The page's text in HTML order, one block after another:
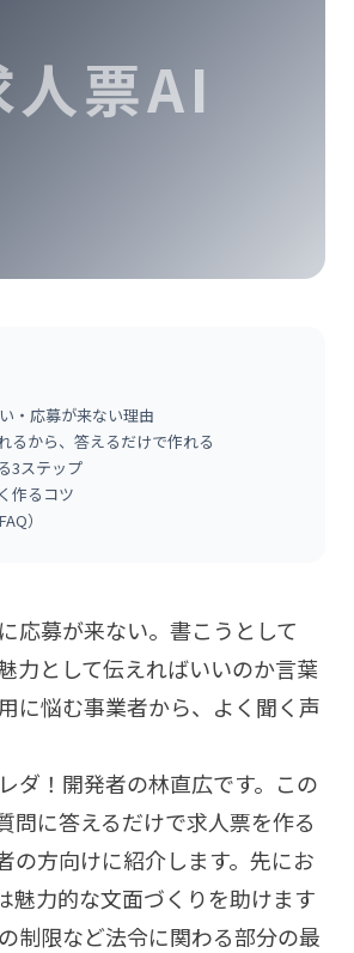
人票AI
・応募が来ない理由
るから、答えるだけで作れる
3ステップ
作るコツ
）
応募が来ない。書こうとして
力として伝えればいいのか言葉
に悩む事業者から、よく聞く声
ダ！開発者の林直広です。この
問に答えるだけで求人票を作る
の方向けに紹介します。先にお
魅力的な文面づくりを助けます
制限など法令に関わる部分の最